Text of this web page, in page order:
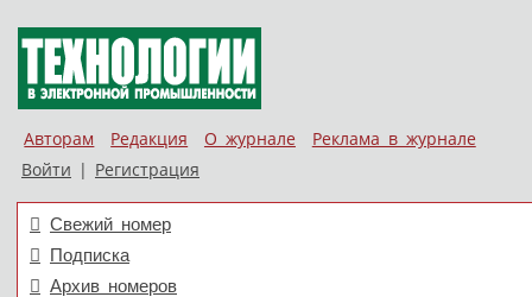
Авторам Редакция О журнале
Реклама в журнале
Войти | Регистрация
Свежий номер
Подписка
Архив номеров